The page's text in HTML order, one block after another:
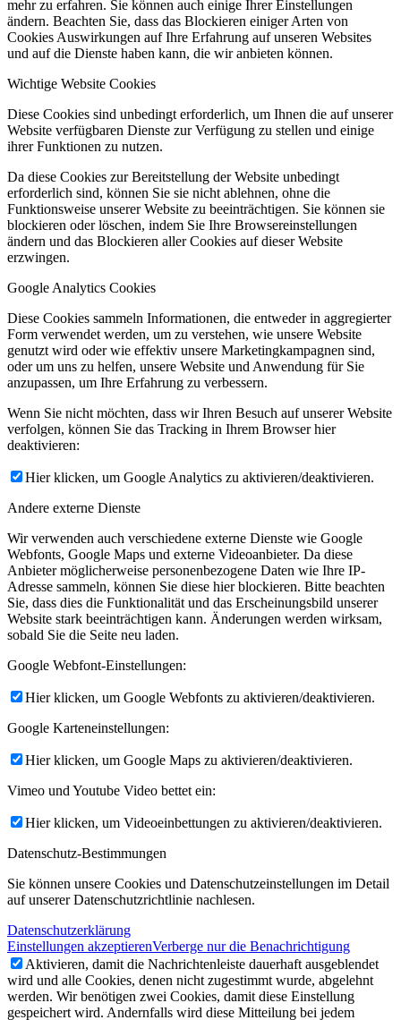
mehr zu erfahren. Sie können auch einige Ihrer Einstellungen
ändern. Beachten Sie, dass das Blockieren einiger Arten von
Cookies Auswirkungen auf Ihre Erfahrung auf unseren Websites
und auf die Dienste haben kann, die wir anbieten können.
Wichtige Website Cookies
Diese Cookies sind unbedingt erforderlich, um Ihnen die auf unserer
Website verfügbaren Dienste zur Verfügung zu stellen und einige
ihrer Funktionen zu nutzen.
Da diese Cookies zur Bereitstellung der Website unbedingt
erforderlich sind, können Sie sie nicht ablehnen, ohne die
Funktionsweise unserer Website zu beeinträchtigen. Sie können sie
blockieren oder löschen, indem Sie Ihre Browsereinstellungen
ändern und das Blockieren aller Cookies auf dieser Website
erzwingen.
Google Analytics Cookies
Diese Cookies sammeln Informationen, die entweder in aggregierter
Form verwendet werden, um zu verstehen, wie unsere Website
genutzt wird oder wie effektiv unsere Marketingkampagnen sind,
oder um uns zu helfen, unsere Website und Anwendung für Sie
anzupassen, um Ihre Erfahrung zu verbessern.
Wenn Sie nicht möchten, dass wir Ihren Besuch auf unserer Website
verfolgen, können Sie das Tracking in Ihrem Browser hier
deaktivieren:
Hier klicken, um Google Analytics zu aktivieren/deaktivieren.
Andere externe Dienste
Wir verwenden auch verschiedene externe Dienste wie Google
Webfonts, Google Maps und externe Videoanbieter. Da diese
Anbieter möglicherweise personenbezogene Daten wie Ihre IP-
Adresse sammeln, können Sie diese hier blockieren. Bitte beachten
Sie, dass dies die Funktionalität und das Erscheinungsbild unserer
Website stark beeinträchtigen kann. Änderungen werden wirksam,
sobald Sie die Seite neu laden.
Google Webfont-Einstellungen:
Hier klicken, um Google Webfonts zu aktivieren/deaktivieren.
Google Karteneinstellungen:
Hier klicken, um Google Maps zu aktivieren/deaktivieren.
Vimeo und Youtube Video bettet ein:
Hier klicken, um Videoeinbettungen zu aktivieren/deaktivieren.
Datenschutz-Bestimmungen
Sie können unsere Cookies und Datenschutzeinstellungen im Detail
auf unserer Datenschutzrichtlinie nachlesen.
Datenschutzerklärung
Einstellungen akzeptierenVerberge nur die Benachrichtigung
Aktivieren, damit die Nachrichtenleiste dauerhaft ausgeblendet
wird und alle Cookies, denen nicht zugestimmt wurde, abgelehnt
werden. Wir benötigen zwei Cookies, damit diese Einstellung
gespeichert wird. Andernfalls wird diese Mitteilung bei jedem